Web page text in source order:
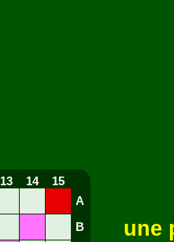
13 14
15
A
B
une